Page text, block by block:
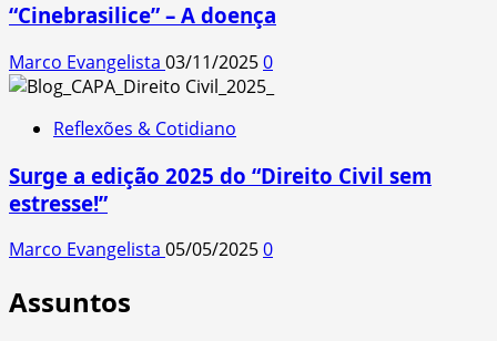
“Cinebrasilice” – A doença
Marco Evangelista 03/11/20250
Reflexões & Cotidiano
Surge a edição 2025 do “Direito Civil sem
estresse!”
Marco Evangelista 05/05/20250
Assuntos